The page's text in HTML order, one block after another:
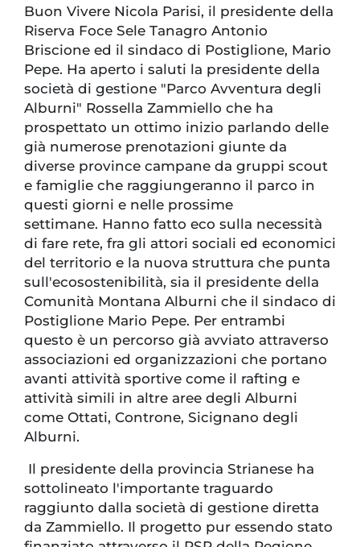
Buon Vivere Nicola Parisi, il presidente della
Riserva Foce Sele Tanagro Antonio
Briscione ed il sindaco di Postiglione, Mario
Pepe. Ha aperto i saluti la presidente della
società di gestione "Parco Avventura degli
Alburni" Rossella Zammiello che ha
prospettato un ottimo inizio parlando delle
già numerose prenotazioni giunte da
diverse province campane da gruppi scout
e famiglie che raggiungeranno il parco in
questi giorni e nelle prossime
settimane. Hanno fatto eco sulla necessità
di fare rete, fra gli attori sociali ed economici
del territorio e la nuova struttura che punta
sull'ecosostenibilità, sia il presidente della
Comunità Montana Alburni che il sindaco di
Postiglione Mario Pepe. Per entrambi
questo è un percorso già avviato attraverso
associazioni ed organizzazioni che portano
avanti attività sportive come il rafting e
attività simili in altre aree degli Alburni
come Ottati, Controne, Sicignano degli
Alburni.
Il presidente della provincia Strianese ha
sottolineato l'importante traguardo
raggiunto dalla società di gestione diretta
da Zammiello. Il progetto pur essendo stato